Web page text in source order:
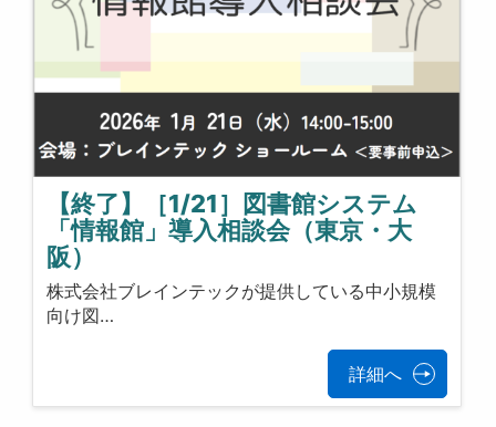
【終了】［1/21］図書館システム
「情報館」導入相談会（東京・大
阪）
株式会社ブレインテックが提供している中小規模
向け図…
詳細へ